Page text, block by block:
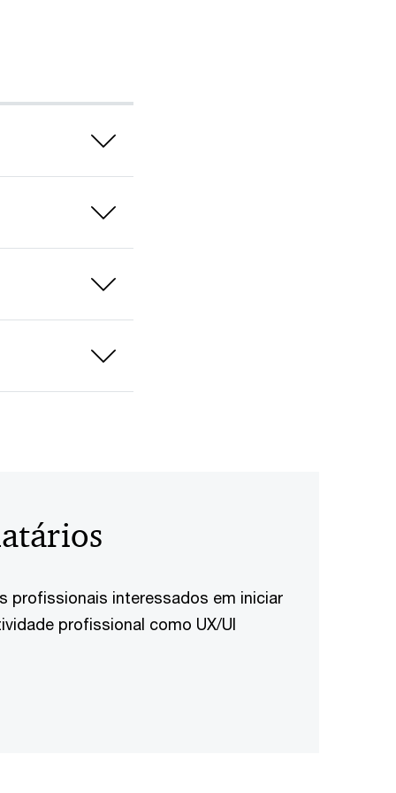
profissionais interessados em iniciar
profissional como UX/UI